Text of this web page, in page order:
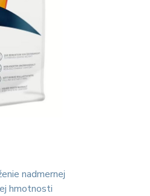
nadmernej
hmotnosti